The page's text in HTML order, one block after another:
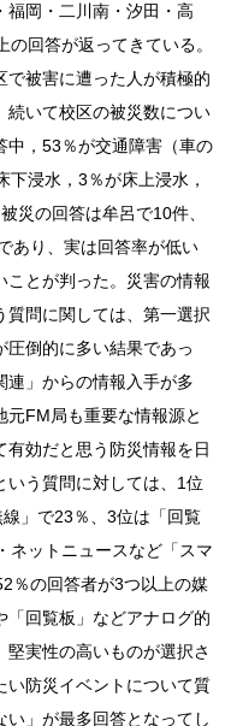
福岡・二川南・汐田・高
回答が返ってきている。
で被害に遭った人が積極的
続いて校区の被災数につい
中，53％が交通障害（車の
浸水，3％が床上浸水，
災の回答は牟呂で10件、
あり、実は回答率が低い
ことが判った。災害の情報
質問に関しては、第一選択
圧倒的に多い結果であっ
連」からの情報入手が多
元FM局も重要な情報源と
効だと思う防災情報を日
いう質問に対しては、1位
」で23％、3位は「回覧
ネットニュースなど「スマ
％の回答者が3つ以上の媒
「回覧板」などアナログ的
実性の高いものが選択さ
い防災イベントについて質
い」が最多回答となってし